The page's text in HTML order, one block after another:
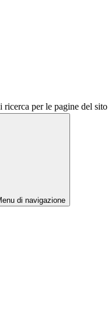
ricerca per le pagine del sito
di navigazione